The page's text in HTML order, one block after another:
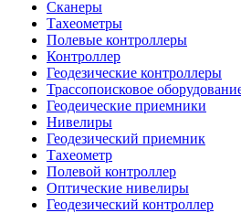
Сканеры
Тахеометры
Полевые контроллеры
Контроллер
Геодезические контроллеры
Трассопоисковое
Геодеические приемники
Нивелиры
Геодезический приемник
Тахеометр
Полевой контроллер
Оптические нивелиры
Геодезический контроллер